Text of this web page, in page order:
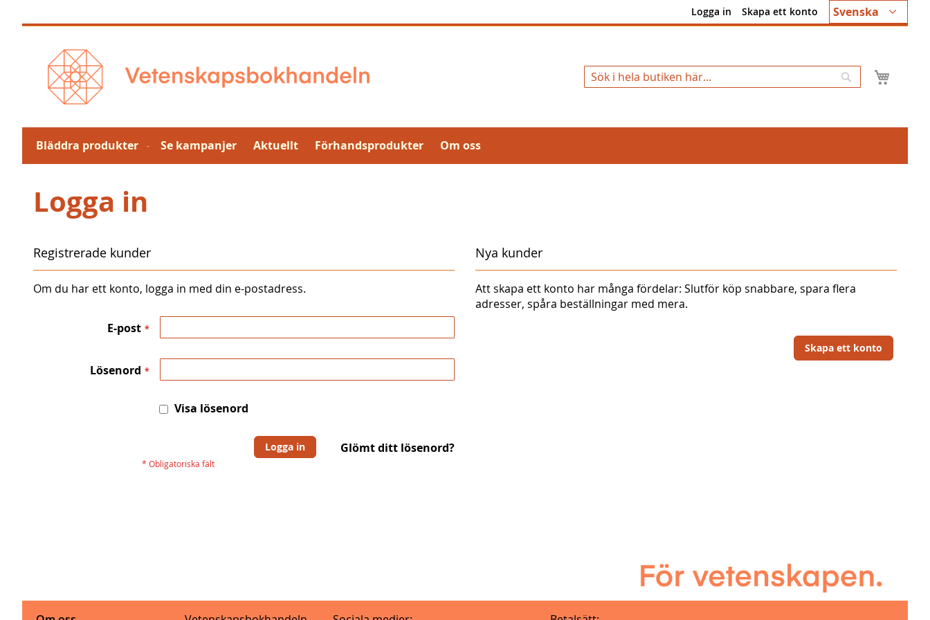
till
Språk
Svenska
Logga in Skapa ett konto
Sök
Bläddra produkter Se kampanjer Aktuellt Förhandsprodukter Om oss
Logga in
Registrerade kunder
Om du har ett konto, logga in med din e-postadress.
E-post
Lösenord
Visa lösenord
Logga in Glömt ditt lösenord?
Nya kunder
Att skapa ett konto har många fördelar: Slutför köp snabbare, spara flera
adresser, spåra beställningar med mera.
Skapa ett konto